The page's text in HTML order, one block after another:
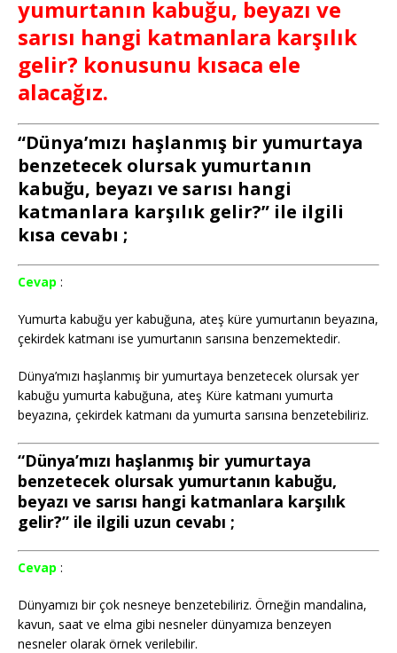
yumurtanın kabuğu, beyazı ve
sarısı hangi katmanlara karşılık
gelir? konusunu kısaca ele
alacağız.
“Dünya’mızı haşlanmış bir yumurtaya
benzetecek olursak yumurtanın
kabuğu, beyazı ve sarısı hangi
katmanlara karşılık gelir?” ile ilgili
kısa cevabı ;
Cevap :
Yumurta kabuğu yer kabuğuna, ateş küre yumurtanın beyazına,
çekirdek katmanı ise yumurtanın sarısına benzemektedir.
Dünya’mızı haşlanmış bir yumurtaya benzetecek olursak yer
kabuğu yumurta kabuğuna, ateş Küre katmanı yumurta
beyazına, çekirdek katmanı da yumurta sarısına benzetebiliriz.
“Dünya’mızı haşlanmış bir yumurtaya
benzetecek olursak yumurtanın kabuğu,
beyazı ve sarısı hangi katmanlara karşılık
gelir?” ile ilgili uzun cevabı ;
Cevap :
Dünyamızı bir çok nesneye benzetebiliriz. Örneğin mandalina,
kavun, saat ve elma gibi nesneler dünyamıza benzeyen
nesneler olarak örnek verilebilir.